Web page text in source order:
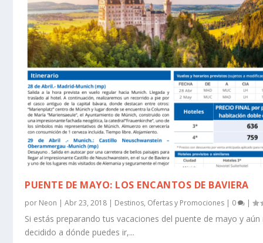
PUENTE DE MAYO: LOS ENCANTOS DE BAVIERA
por Neon |Abr 23, 2018 | Destinos, Ofertas y Promociones | 0 |
Si estás preparando tus vacaciones del puente de mayo y
decidido a dónde puedes ir,...